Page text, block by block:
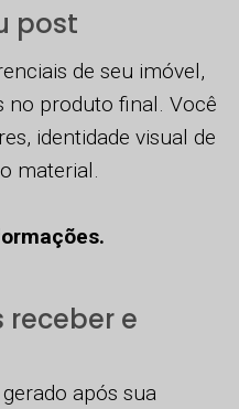
post
de seu imóvel,
no produto final. Você
identidade visual de
material.
e
após sua